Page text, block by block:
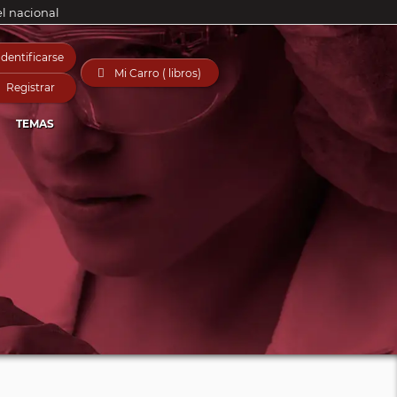
nacional
Registrar
 Mi Carro ( libros)
TEMAS